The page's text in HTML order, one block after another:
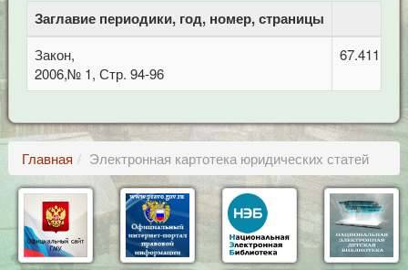
Заглавие периодики, год, номер, страницы
Закон,
2006,№ 1, Стр. 94-96
67.411
Главная Электронная картотека юридических статей